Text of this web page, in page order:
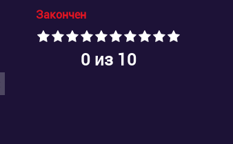
Закончен
0из 10